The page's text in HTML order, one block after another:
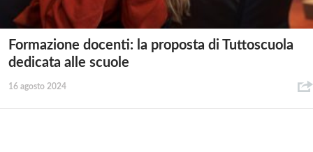
Formazione docenti: la proposta di Tuttoscuola
dedicata alle scuole
16 agosto 2024